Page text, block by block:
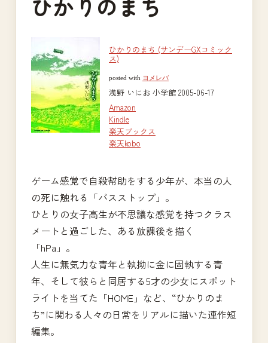
ひかりのまち (サンデーGXコミック
ス)
posted with ヨメレバ
浅野 いにお 小学館 2005-06-17
Amazon
Kindle
楽天ブックス
楽天kobo
ゲーム感覚で自殺幇助をする少年が、本当の人
の死に触れる「バスストップ」。
ひとりの女子高生が不思議な感覚を持つクラス
メートと過ごした、ある放課後を描く
「hPa」。
人生に無気力な青年と執拗に金に固執する青
年、そして彼らと同居する5才の少女にスポット
ライトを当てた「HOME」など、“ひかりのま
ち”に関わる人々の日常をリアルに描いた連作短
編集。